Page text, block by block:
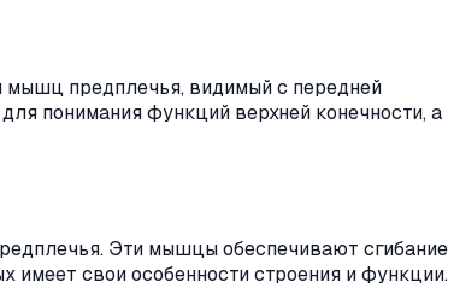
предплечья, видимый с передней
понимания функций верхней конечности, а
Эти мышцы обеспечивают сгибание
свои особенности строения и функции.